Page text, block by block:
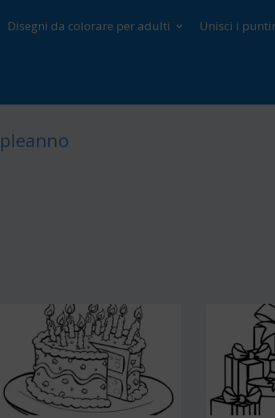
Disegni da colorare per adulti Unisci i